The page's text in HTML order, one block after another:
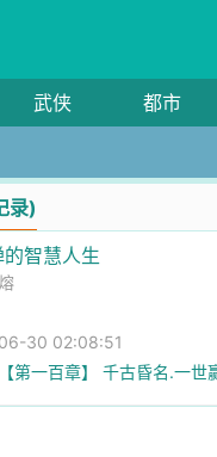
武侠 都市
录)
智慧人生
30 02:08:51
【第一百章】 千古昏名.一世